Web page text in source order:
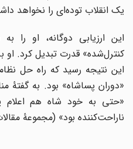
یک انقلاب توده‌ای را نخواهد
این ارزیابی دوگانه، او را
کنترل‌شده» قدرت تبدیل کرد. او
این نتیجه رسید که راه حل
«دوران پساشاه» بود. به گفتۀ
«حتی به خود شاه هم اعلام
ناراحت‌کننده بود» (مجموعۀ مقالات